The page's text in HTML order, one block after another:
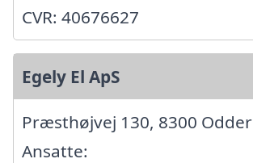
CVR: 40676627
Egely El ApS
Præsthøjvej 130, 8300 Odder
Ansatte: